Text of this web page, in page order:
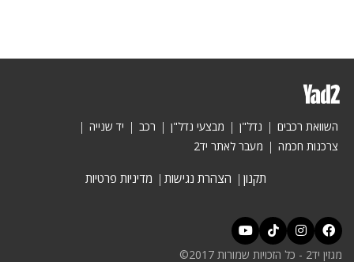
השוואת רכבים נדל"ן מבצעי נדל"ן רכב
יד שנייה
צרכנות חכמה
מעבר לאתר יד2
תקנון הצהרת נגישות מדיניות פרטיות
מגזין יד2 - כל הזכויות שמורות 2017©